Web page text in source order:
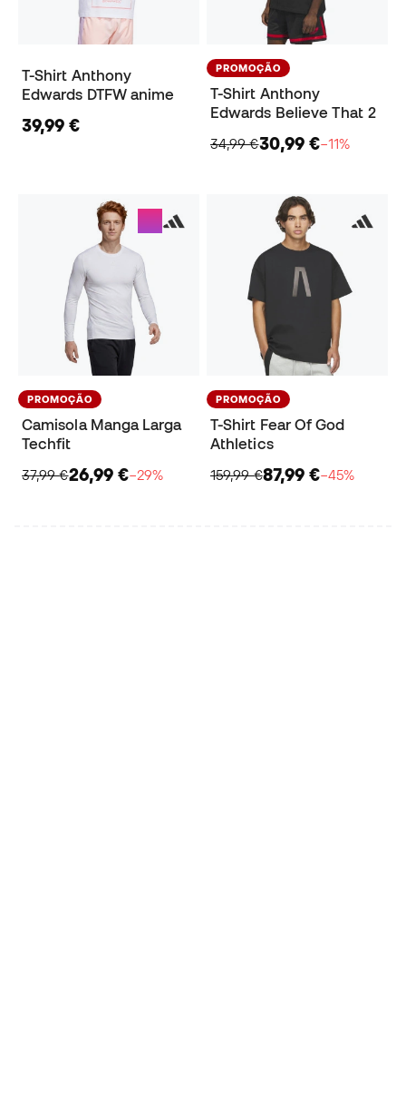
T-Shirt Anthony
Edwards DTFW anime
39,99 €
PROMOÇÃO
T-Shirt Anthony
Edwards Believe That 2
34,99 €30,99 €−11%
PROMOÇÃO
Camisola Manga Larga
Techfit
37,99 €26,99 €−29%
PROMOÇÃO
T-Shirt Fear Of God
Athletics
159,99 €87,99 €−45%